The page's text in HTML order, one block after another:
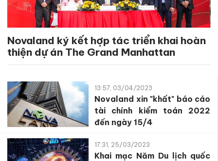
Novaland ký kết hợp tác triển khai hoàn
thiện dự án The Grand Manhattan
13:57, 03/04/2023
Novaland xin "khất" báo cáo
tài chính kiểm toán 2022
đến ngày 15/4
17:31, 25/03/2023
Khai mạc Năm Du lịch quốc